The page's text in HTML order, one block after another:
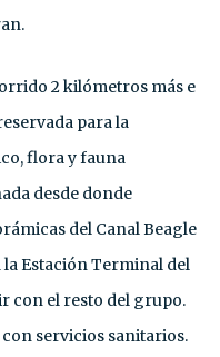
2 kilómetros más e
para la
flora y fauna
desde donde
del Canal Beagle
Estación Terminal del
con el resto del grupo.
servicios sanitarios.